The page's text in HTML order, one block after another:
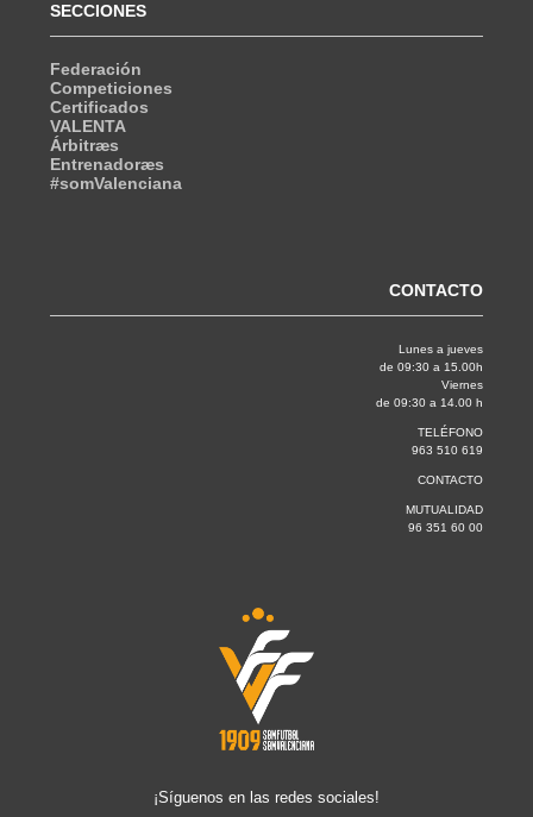
SECCIONES
Federación
Competiciones
Certificados
VALENTA
Árbitræs
Entrenadoræs
#somValenciana
CONTACTO
Lunes a jueves
de 09:30 a 15.00h
Viernes
de 09:30 a 14.00 h
TELÉFONO
963 510 619
CONTACTO
MUTUALIDAD
96 351 60 00
¡Síguenos en las redes sociales!